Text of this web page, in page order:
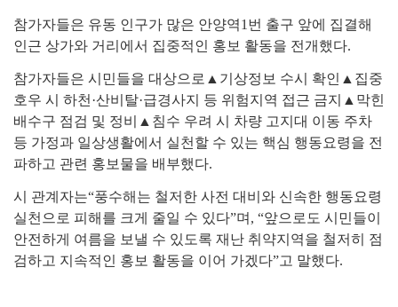
참가자들은 유동 인구가 많은 안양역1 번 출구 앞에 집결해
인근 상가와 거리에서 집중적인 홍보 활동을 전개했다.
참가자들은 시민들을 대상으로 ▲ 기상정보 수시 확인 ▲ 집중
호우 시 하천 ·산비탈·급경사지 등 위험지역 접근 금지 ▲ 막힌
배수구 점검 및 정비
▲ 침수 우려 시 차량 고지대 이동 주차
등 가정과 일상생활에서 실천할 수 있는 핵심 행동요령을 전
파하고 관련 홍보물을 배부했다.
시 관계자는“풍수해는 철저한 사전 대비와 신속한 행동요령
실천으로 피해를 크게 줄일 수 있다”며 , “앞으로도 시민들이
안전하게 여름을 보낼 수 있도록 재난 취약지역을 철저히 점
검하고 지속적인 홍보 활동을 이어 가겠다”고 말했다.